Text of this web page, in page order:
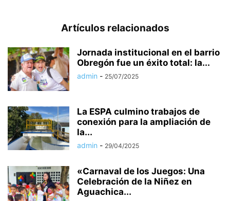
Artículos relacionados
Jornada institucional en el barrio
Obregón fue un éxito total: la...
admin - 25/07/2025
La ESPA culmino trabajos de
conexión para la ampliación de
la...
admin - 29/04/2025
«Carnaval de los Juegos: Una
Celebración de la Niñez en
Aguachica...